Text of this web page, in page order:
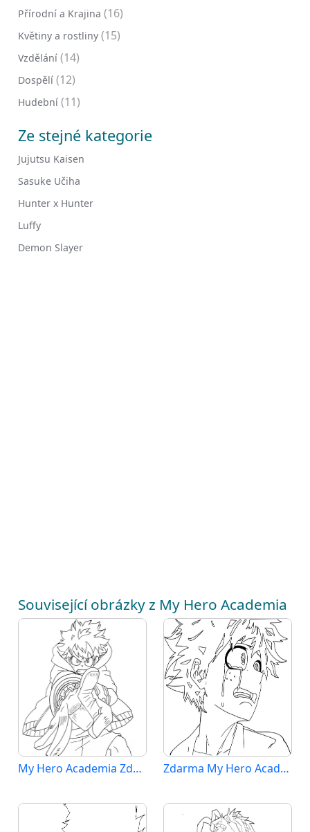
Přírodní a Krajina (16)
Květiny a rostliny (15)
Vzdělání (14)
Dospělí (12)
Hudební (11)
Ze stejné kategorie
Jujutsu Kaisen
Sasuke Učiha
Hunter x Hunter
Luffy
Demon Slayer
Související obrázky z My Hero Academia
My Hero Academia Zdarma Vymalovatelné Obrázek Zdarma My Hero Academia pro Malé Děti